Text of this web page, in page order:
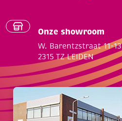
Onze showroom
W. Barentzstraat 11-13
2315 TZ LEIDEN